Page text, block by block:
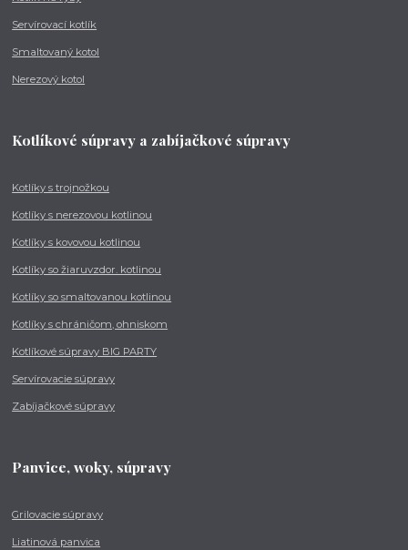
Servírovací kotlík
Smaltovaný kotol
Nerezový kotol
Kotlíkové súpravy a zabíjačkové súpravy
Kotlíky s trojnožkou
Kotlíky s nerezovou kotlinou
Kotlíky s kovovou kotlinou
Kotlíky so žiaruvzdor. kotlinou
Kotlíky so smaltovanou kotlinou
Kotlíky s chráničom, ohniskom
Kotlíkové súpravy BIG PARTY
Servírovacie súpravy
Zabíjačkové súpravy
Panvice, woky, súpravy
Grilovacie súpravy
Liatinová panvica